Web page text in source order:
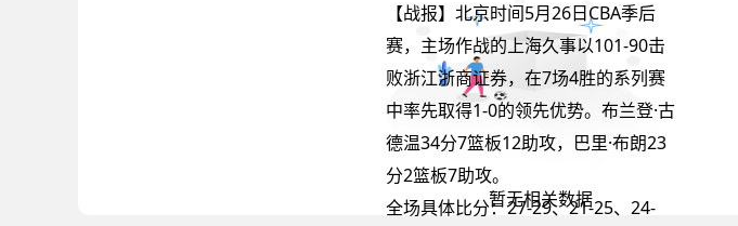
【战报】北京时间5月26日CBA季后
赛，主场作战的上海久事以101-90击
败浙江浙商证券，在7场4胜的系列赛
中率先取得1-0的领先优势。布兰登·古
德温34分7篮板12助攻，巴里·布朗23
分2篮板7助攻。
全场具体比分：27-29、21-25、24-